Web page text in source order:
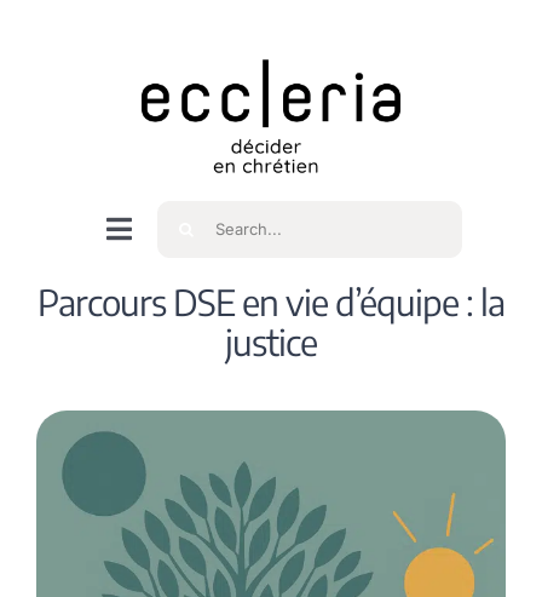
Navigation
bascule
Accueil
Intéressés
Spiritualité
Rechercher
Parcours DSE en vie d’équipe : la
justice